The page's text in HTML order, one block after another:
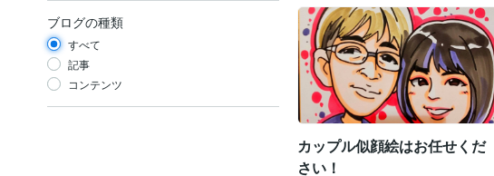
ブログの種類
すべて
記事
コンテンツ
物をする場合のことを言っているのでは
ありません。他者というのは、目の前に
現れた者、のことです。奉納、贈与、お
くりものをする対象者です。目の前の者
に対しておくりものをするのは、「自分
に出来ることは何だろうか？」と自分に
問い続け、かつどんなにささいなことだ
としても自分にできることを実行するこ
とのことです。「誰かがやってくれるだ
ろう」という気持ちの、反対の気持ちの
ことです。「自分の仕事ではない」と思
カップル似顔絵はお任せくだ
さい！